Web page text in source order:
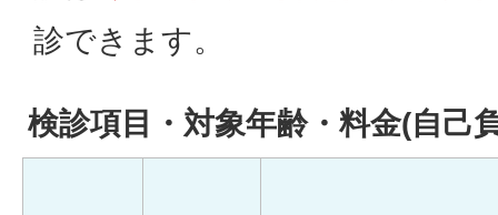
診できます。
検診項目・対象年齢・料金(自己